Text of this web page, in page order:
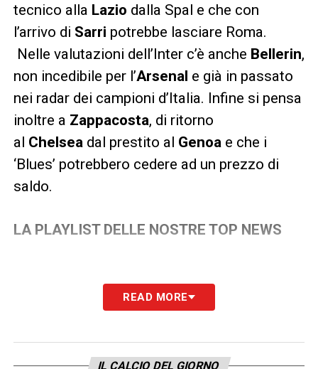
tecnico alla Lazio dalla Spal e che con
l’arrivo di Sarri potrebbe lasciare Roma.
Nelle valutazioni dell’Inter c’è anche Bellerin,
non incedibile per l’Arsenal e già in passato
nei radar dei campioni d’Italia. Infine si pensa
inoltre a Zappacosta, di ritorno
al Chelsea dal prestito al Genoa e che i
‘Blues’ potrebbero cedere ad un prezzo di
saldo.
LA PLAYLIST DELLE NOSTRE TOP NEWS
READ MORE
IL CALCIO DEL GIORNO